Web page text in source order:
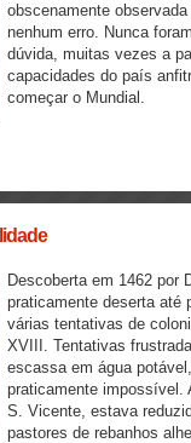
obscenamente
nenhum erro. Nunca
dúvida, muitas vezes a
capacidades do país
começar o Mundial.
Descoberta em 1462 por
praticamente deserta até
várias tentativas de
XVIII. Tentativas
escassa em água
praticamente impossível.
S. Vicente, estava
pastores de rebanhos